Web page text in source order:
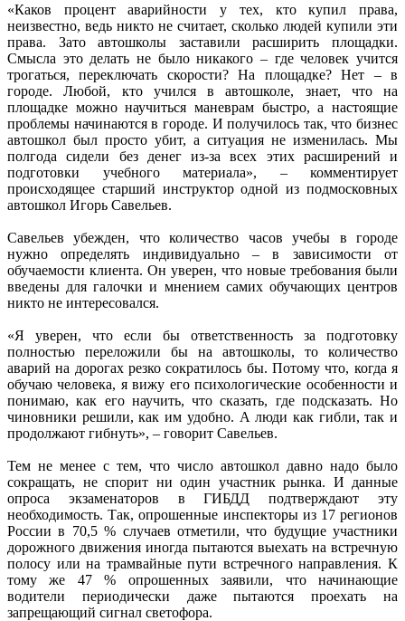
«Каков процент аварийности у тех, кто купил права,
неизвестно, ведь никто не считает, сколько людей купили эти
права. Зато автошколы заставили расширить площадки.
Смысла это делать не было никакого – где человек учится
трогаться, переключать скорости? На площадке? Нет – в
городе. Любой, кто учился в автошколе, знает, что на
площадке можно научиться маневрам быстро, а настоящие
проблемы начинаются в городе. И получилось так, что бизнес
автошкол был просто убит, а ситуация не изменилась. Мы
полгода сидели без денег из-за всех этих расширений и
подготовки учебного материала», – комментирует
происходящее старший инструктор одной из подмосковных
автошкол Игорь Савельев.
Савельев убежден, что количество часов учебы в городе
нужно определять индивидуально – в зависимости от
обучаемости клиента. Он уверен, что новые требования были
введены для галочки и мнением самих обучающих центров
никто не интересовался.
«Я уверен, что если бы ответственность за подготовку
полностью переложили бы на автошколы, то количество
аварий на дорогах резко сократилось бы. Потому что, когда я
обучаю человека, я вижу его психологические особенности и
понимаю, как его научить, что сказать, где подсказать. Но
чиновники решили, как им удобно. А люди как гибли, так и
продолжают гибнуть», – говорит Савельев.
Тем не менее с тем, что число автошкол давно надо было
сокращать, не спорит ни один участник рынка. И данные
опроса экзаменаторов в ГИБДД подтверждают эту
необходимость. Так, опрошенные инспекторы из 17 регионов
России в 70,5 % случаев отметили, что будущие участники
дорожного движения иногда пытаются выехать на встречную
полосу или на трамвайные пути встречного направления. К
тому же 47 % опрошенных заявили, что начинающие
водители периодически даже пытаются проехать на
запрещающий сигнал светофора.